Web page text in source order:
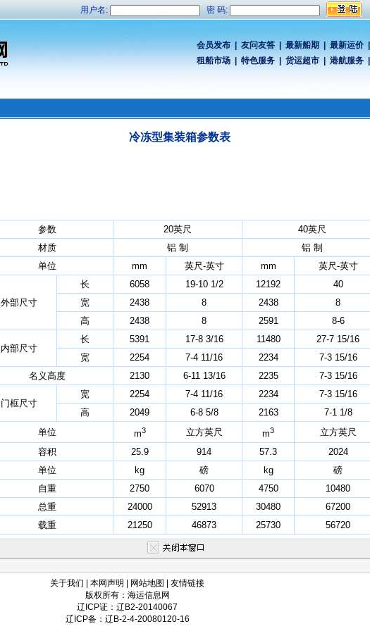
用户名: 密 码:
会员发布 友问友答 最新船期 最新运价|
租船市场
特色服务 货运超市| 港航服务
冷冻型集装箱参数表
参数 20英尺
40英尺
材质
铝 制
铝 制
单位
mm 英尺-英寸 mm 英尺-英寸
外部尺寸
长 6058 19-10 1/2 12192
40
宽
2438 8 2438
8
高
2438 8 2591 8-6
内部尺寸
长 5391 17-8 3/16 11480
27-7 15/16
宽
2254 7-4 11/16 2234
7-3 15/16
名义高度
2130 6-11 13/16 2235 7-3 15/16
门框尺寸
宽 2254 7-4 11/16 2234
7-3 15/16
高
2049 6-8 5/8 2163
7-1 1/8
单位
m3 立方英尺 m3
立方英尺
容积
25.9 914 57.3
2024
单位
kg 磅 kg
磅
自重
2750 6070 4750
10480
总重
24000 52913 30480
67200
载重
21250 46873 25730 56720
关于我们 本网声明 网站地图
友情链接
版权所有：海运信息网
辽ICP证：辽B2-20140067
辽ICP备：辽B-2-4-20080120-16